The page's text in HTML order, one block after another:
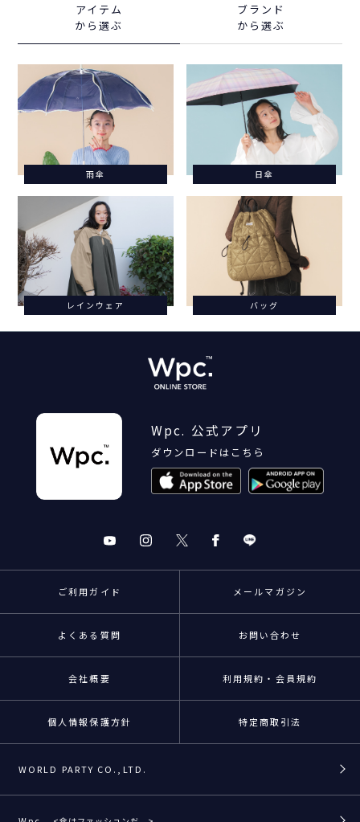
アイテム
から選ぶ
ブランド
から選ぶ
雨傘 日傘
レインウェア バッグ
Wpc. 公式アプリ
ダウンロードはこちら
ご利用ガイド メールマガジン
よくある質問 お問い合わせ
会社概要 利用規約・会員規約
個人情報保護方針 特定商取引法
WORLD PARTY CO.,LTD.